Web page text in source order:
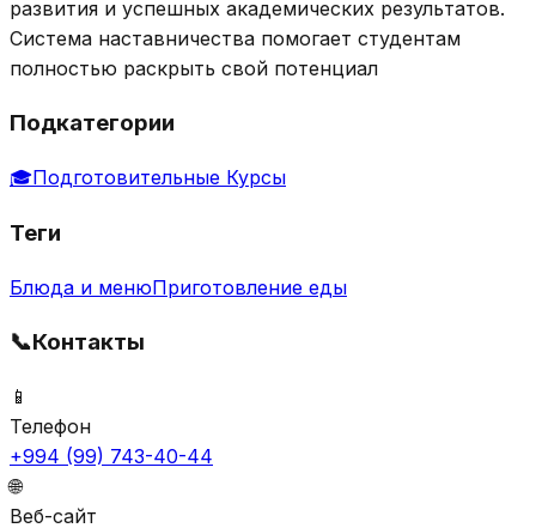
развития и успешных академических результатов.
Система наставничества помогает студентам
полностью раскрыть свой потенциал
Подкатегории
🎓Подготовительные Курсы
Теги
Блюда и менюПриготовление еды
📞Контакты
📱
Телефон
+994 (99) 743-40-44
🌐
Веб-сайт